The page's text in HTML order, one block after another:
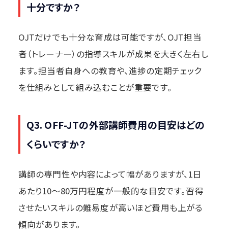
十分ですか？
OJTだけでも十分な育成は可能ですが、OJT担当
者（トレーナー）の指導スキルが成果を大きく左右し
ます。担当者自身への教育や、進捗の定期チェック
を仕組みとして組み込むことが重要です。
Q3. OFF-JTの外部講師費用の目安はどの
くらいですか？
講師の専門性や内容によって幅がありますが、1日
あたり10〜80万円程度が一般的な目安です。習得
させたいスキルの難易度が高いほど費用も上がる
傾向があります。